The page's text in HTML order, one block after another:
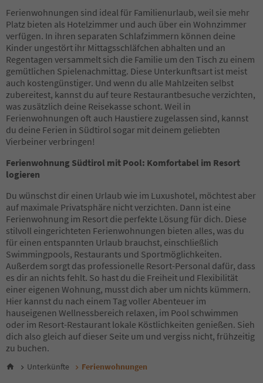
36
37
38
39
40
41
42
43
44
45
46
47
48
49
50
51
52
53
54
55
56
57
58
59
60
61
62
63
64
66
Ferienwohnungen sind ideal für Familienurlaub, weil sie mehr
Platz bieten als Hotelzimmer und auch über ein Wohnzimmer
verfügen. In ihren separaten Schlafzimmern können deine
Kinder ungestört ihr Mittagsschläfchen abhalten und an
Regentagen versammelt sich die Familie um den Tisch zu einem
gemütlichen Spielenachmittag. Diese Unterkunftsart ist meist
auch kostengünstiger. Und wenn du alle Mahlzeiten selbst
zubereitest, kannst du auf teure Restaurantbesuche verzichten,
was zusätzlich deine Reisekasse schont. Weil in
Ferienwohnungen oft auch Haustiere zugelassen sind, kannst
du deine Ferien in Südtirol sogar mit deinem geliebten
Vierbeiner verbringen!
Ferienwohnung Südtirol mit Pool: Komfortabel im Resort
logieren
Du wünschst dir einen Urlaub wie im Luxushotel, möchtest aber
auf maximale Privatsphäre nicht verzichten. Dann ist eine
Ferienwohnung im Resort die perfekte Lösung für dich. Diese
stilvoll eingerichteten Ferienwohnungen bieten alles, was du
für einen entspannten Urlaub brauchst, einschließlich
Swimmingpools, Restaurants und Sportmöglichkeiten.
Außerdem sorgt das professionelle Resort-Personal dafür, dass
es dir an nichts fehlt. So hast du die Freiheit und Flexibilität
einer eigenen Wohnung, musst dich aber um nichts kümmern.
Hier kannst du nach einem Tag voller Abenteuer im
hauseigenen Wellnessbereich relaxen, im Pool schwimmen
oder im Resort-Restaurant lokale Köstlichkeiten genießen. Sieh
dich also gleich auf dieser Seite um und vergiss nicht, frühzeitig
zu buchen.
Unterkünfte Ferienwohnungen